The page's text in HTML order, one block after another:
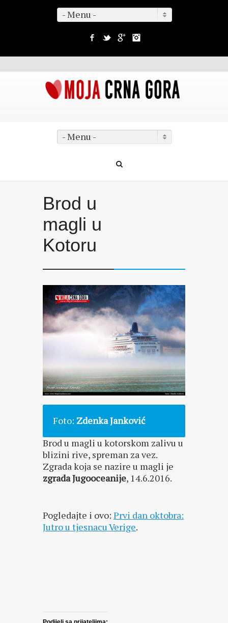
- Menu -
Facebook
TwitterGoogle+
- Menu -
Brod u
magli u
Kotoru
Foto: Zdenka Janković
Brod u magli u kotorskom zalivu u
blizini rive, spreman za vez.
Zgrada koja se nazire u magli je
zgrada Jugooceanije, 14.6.2016.
Pogledajte i ovo: Prvi dan oktobra:
Jutro u tjesnacu Verige.